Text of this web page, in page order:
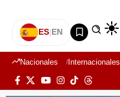
ES|EN
Nacionales Internacionales